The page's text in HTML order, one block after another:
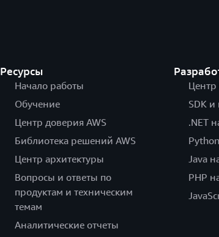
Ресурсы
Начало работы
Обучение
Центр доверия AWS
Библиотека решений AWS
Центр архитектуры
Вопросы и ответы по
продуктам и техническим
темам
Аналитические отчеты
SDK
.NET
Java
PHP